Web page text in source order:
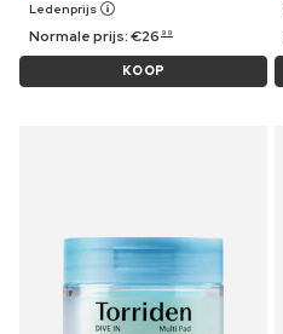
Ledenprijs
Normale prijs:€26 99
KOOP